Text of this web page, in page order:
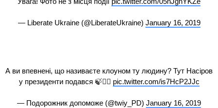
— Liberate Ukraine (@LiberateUkraine) January 16, 2019
А ви впевнені, що називаєте клоуном ту людину? Тут Насіров
у президенти подався 🍃🤦‍♀️ pic.twitter.com/is7HcP2JJc
— Подорожник допоможе (@twiy_PD) January 16, 2019